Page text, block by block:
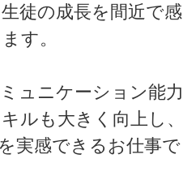
徒の成長を間近で感
す。
ュニケーション能力
ルも大きく向上し、
実感できるお仕事で